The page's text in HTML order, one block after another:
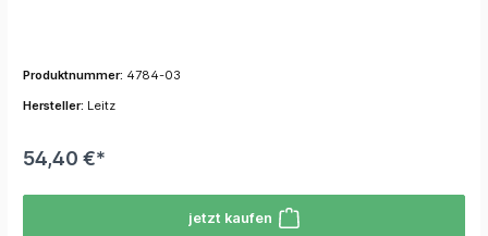
Produktnummer: 4784-03
Hersteller: Leitz
54,40 €*
jetzt kaufen